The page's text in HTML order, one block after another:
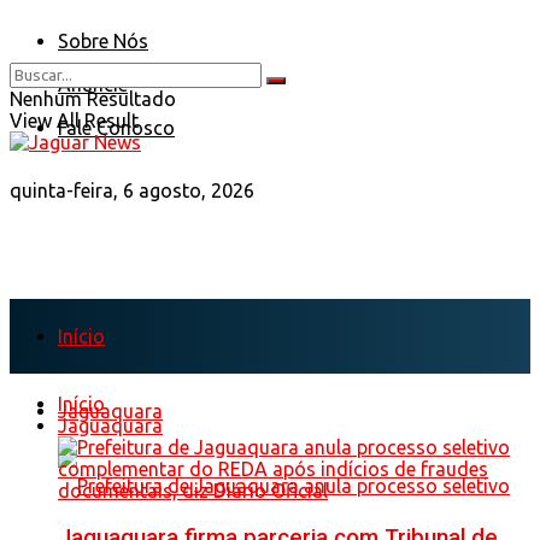
Sobre Nós
Anuncie
Fale Conosco
quinta-feira, 6 agosto, 2026
Nenhum Resultado
View All Result
Início
Jaguaquara
Início
Jaguaquara